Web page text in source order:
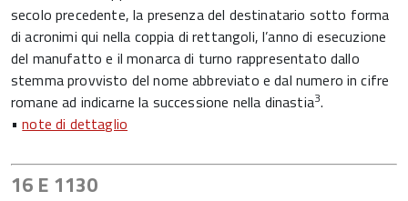
secolo precedente, la presenza del destinatario sotto forma
di acronimi qui nella coppia di rettangoli, l’anno di esecuzione
del manufatto e il monarca di turno rappresentato dallo
stemma provvisto del nome abbreviato e dal numero in cifre
romane ad indicarne la successione nella dinastia3.
•note di dettaglio
16 E 1130